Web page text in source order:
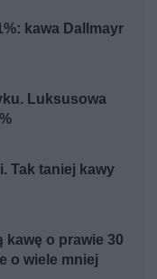
kawa Dallmayr
Luksusowa
Tak taniej kawy
kawę o prawie 30
o wiele mniej